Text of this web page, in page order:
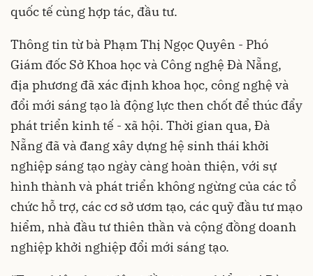
quốc tế cùng hợp tác, đầu tư.
Thông tin từ bà Phạm Thị Ngọc Quyên - Phó
Giám đốc Sở Khoa học và Công nghệ Đà Nẵng,
địa phương đã xác định khoa học, công nghệ và
đổi mới sáng tạo là động lực then chốt để thúc đẩy
phát triển kinh tế - xã hội. Thời gian qua, Đà
Nẵng đã và đang xây dựng hệ sinh thái khởi
nghiệp sáng tạo ngày càng hoàn thiện, với sự
hình thành và phát triển không ngừng của các tổ
chức hỗ trợ, các cơ sở ươm tạo, các quỹ đầu tư mạo
hiểm, nhà đầu tư thiên thần và cộng đồng doanh
nghiệp khởi nghiệp đổi mới sáng tạo.